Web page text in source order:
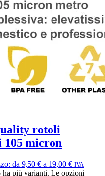
rotoli
105 micron
da 9,50 € a 19,00 € IVA
ha più varianti. Le opzioni